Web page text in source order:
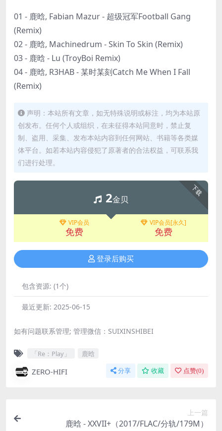
01 - 鹿晗, Fabian Mazur - 超级冠军Football Gang
(Remix)
02 - 鹿晗, Machinedrum - Skin To Skin (Remix)
03 - 鹿晗 - Lu (TroyBoi Remix)
04 - 鹿晗, R3HAB - 某时某刻Catch Me When I Fall
(Remix)
声明：本站所有文章，如无特殊说明或标注，均为本站原
创发布。任何个人或组织，在未征得本站同意时，禁止复
制、盗用、采集、发布本站内容到任何网站、书籍等各类媒
体平台。如若本站内容侵犯了原著者的合法权益，可联系我
们进行处理。
下载
2金贝
VIP会员
免费
VIP会员[永久]
免费
登录后购买
包含资源: (1个)
最近更新: 2025-06-15
如有问题联系管理; 管理微信：SUIXINSHIBEI
「Re：Play」 鹿晗
ZERO-HIFI 分享 收藏 点赞(0)
上一篇
鹿晗 - XXVII+（2017/FLAC/分轨/179M）